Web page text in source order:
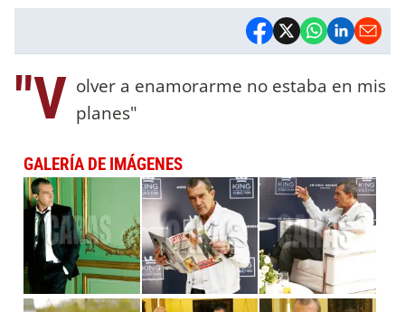
"V olver a enamorarme no estaba en mis
planes"
GALERÍA DE IMÁGENES